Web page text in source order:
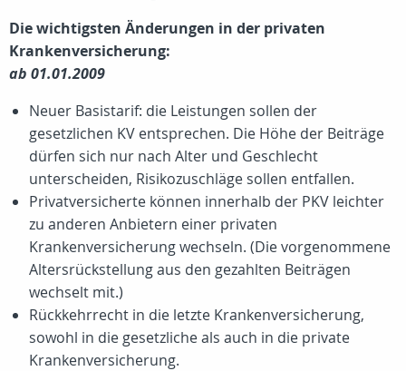
Die wichtigsten Änderungen in der privaten
Krankenversicherung:
ab 01.01.2009
Neuer Basistarif: die Leistungen sollen der
gesetzlichen KV entsprechen. Die Höhe der Beiträge
dürfen sich nur nach Alter und Geschlecht
unterscheiden, Risikozuschläge sollen entfallen.
Privatversicherte können innerhalb der PKV leichter
zu anderen Anbietern einer privaten
Krankenversicherung wechseln. (Die vorgenommene
Altersrückstellung aus den gezahlten Beiträgen
wechselt mit.)
Rückkehrrecht in die letzte Krankenversicherung,
sowohl in die gesetzliche als auch in die private
Krankenversicherung.